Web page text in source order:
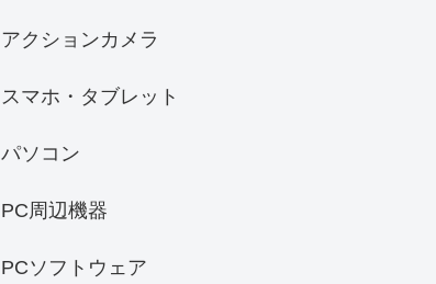
アクションカメラ
スマホ・タブレット
パソコン
PC周辺機器
PCソフトウェア